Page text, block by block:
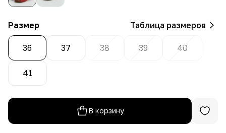
Размер Таблица размеров
36 37 38 39 40
41
В корзину